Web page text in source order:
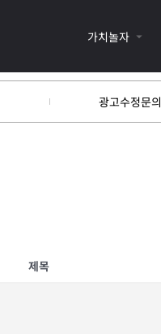
가치놀자
광고수정문의
제목